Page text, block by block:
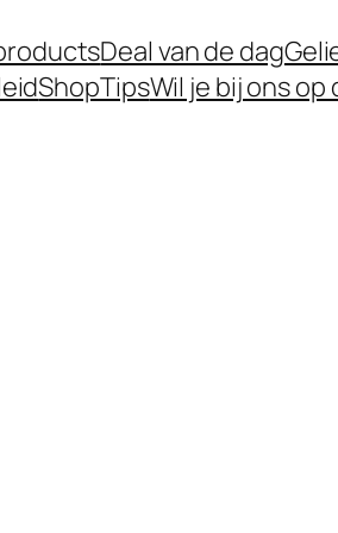
Deal van de dag
ShopTipsWil je bij ons